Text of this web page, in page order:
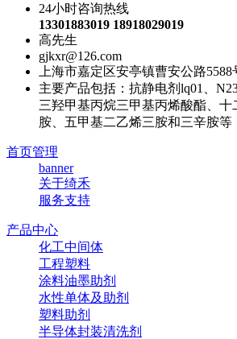
24小时咨询热线
13301883019 18918029019
高先生
gjkxr@126.com
上海市嘉定区安亭镇曹安公路
主要产品包括：抗静电剂lq01、
三羟甲基丙烷三甲基丙烯酸酯、十
胺、五甲基二乙烯三胺和三辛胺等
首页管理
banner
关于绮禾
服务支持
产品中心
化工中间体
工程塑料
涂料油墨助剂
水性单体及助剂
塑料助剂
半导体封装清洗剂